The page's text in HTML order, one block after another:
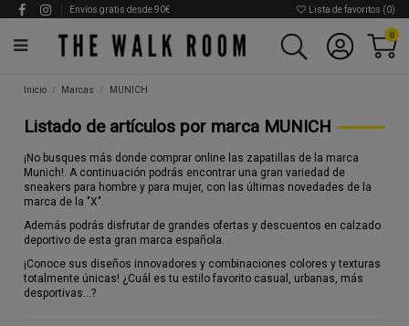
Envíos gratis desde 90€ Lista de favoritos (0)
0
Inicio Marcas MUNICH
Listado de artículos por marca MUNICH
¡No busques más donde comprar online las zapatillas de la marca
Munich!. A continuación podrás encontrar una gran variedad de
sneakers para hombre y para mujer, con las últimas novedades de la
marca de la "X".
Además podrás disfrutar de grandes ofertas y descuentos en calzado
deportivo de esta gran marca española.
¡Conoce sus diseños innovadores y combinaciones colores y texturas
totalmente únicas! ¿Cuál es tu estilo favorito casual, urbanas, más
desportivas...?